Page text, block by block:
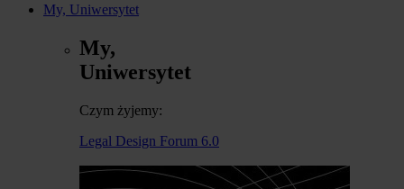
My, Uniwersytet
My,
Uniwersytet
Czym żyjemy:
Legal Design Forum 6.0